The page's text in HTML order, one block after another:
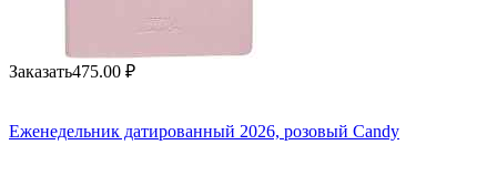
Заказать475.00 ₽
Еженедельник датированный 2026, розовый Candy